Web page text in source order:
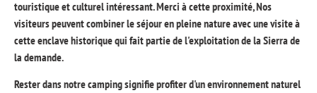
touristique et culturel intéressant. Merci à cette proximité, Nos
visiteurs peuvent combiner le séjour en pleine nature avec une visite à
cette enclave historique qui fait partie de l'exploitation de la Sierra de
la demande.
Rester dans notre camping signifie profiter d'un environnement naturel